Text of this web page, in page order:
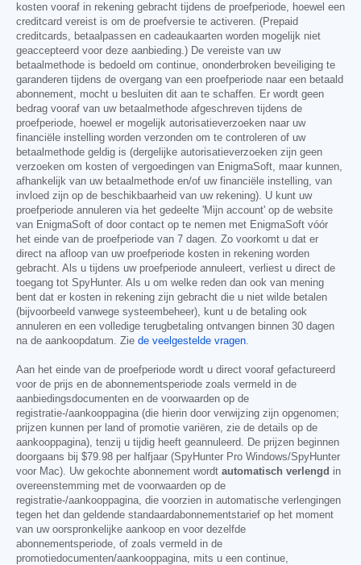
kosten vooraf in rekening gebracht tijdens de proefperiode, hoewel een
creditcard vereist is om de proefversie te activeren. (Prepaid
creditcards, betaalpassen en cadeaukaarten worden mogelijk niet
geaccepteerd voor deze aanbieding.) De vereiste van uw
betaalmethode is bedoeld om continue, ononderbroken beveiliging te
garanderen tijdens de overgang van een proefperiode naar een betaald
abonnement, mocht u besluiten dit aan te schaffen. Er wordt geen
bedrag vooraf van uw betaalmethode afgeschreven tijdens de
proefperiode, hoewel er mogelijk autorisatieverzoeken naar uw
financiële instelling worden verzonden om te controleren of uw
betaalmethode geldig is (dergelijke autorisatieverzoeken zijn geen
verzoeken om kosten of vergoedingen van EnigmaSoft, maar kunnen,
afhankelijk van uw betaalmethode en/of uw financiële instelling, van
invloed zijn op de beschikbaarheid van uw rekening). U kunt uw
proefperiode annuleren via het gedeelte 'Mijn account' op de website
van EnigmaSoft of door contact op te nemen met EnigmaSoft vóór
het einde van de proefperiode van 7 dagen. Zo voorkomt u dat er
direct na afloop van uw proefperiode kosten in rekening worden
gebracht. Als u tijdens uw proefperiode annuleert, verliest u direct de
toegang tot SpyHunter. Als u om welke reden dan ook van mening
bent dat er kosten in rekening zijn gebracht die u niet wilde betalen
(bijvoorbeeld vanwege systeembeheer), kunt u de betaling ook
annuleren en een volledige terugbetaling ontvangen binnen 30 dagen
na de aankoopdatum. Zie de veelgestelde vragen
Aan het einde van de proefperiode wordt u direct vooraf gefactureerd
voor de prijs en de abonnementsperiode zoals vermeld in de
aanbiedingsdocumenten en de voorwaarden op de
registratie-/aankooppagina (die hierin door verwijzing zijn opgenomen;
prijzen kunnen per land of promotie variëren, zie de details op de
aankooppagina), tenzij u tijdig heeft geannuleerd. De prijzen beginnen
doorgaans bij $79.98 per halfjaar (SpyHunter Pro Windows/SpyHunter
voor Mac). Uw gekochte abonnement wordt automatisch verlengd in
overeenstemming met de voorwaarden op de
registratie-/aankooppagina, die voorzien in automatische verlengingen
tegen het dan geldende standaardabonnementstarief op het moment
van uw oorspronkelijke aankoop en voor dezelfde
abonnementsperiode, of zoals vermeld in de
promotiedocumenten/aankooppagina, mits u een continue,